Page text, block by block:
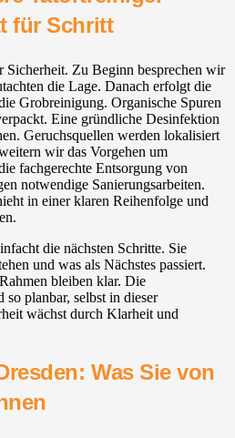
für Schritt
Zu Beginn besprechen wir
die Lage. Danach erfolgt die
Grobreinigung. Organische Spuren
Eine gründliche Desinfektion
Geruchsquellen werden lokalisiert
wir das Vorgehen um
fachgerechte Entsorgung von
notwendige Sanierungsarbeiten.
in einer klaren Reihenfolge und
die nächsten Schritte. Sie
und was als Nächstes passiert.
bleiben klar. Die
planbar, selbst in dieser
wächst durch Klarheit und
Was Sie von